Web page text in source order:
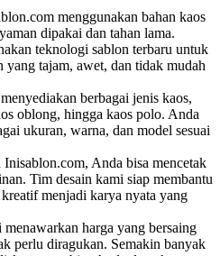
menggunakan bahan kaos
dipakai dan tahan lama.
teknologi sablon terbaru untuk
yang tajam, awet, dan tidak mudah
berbagai jenis kaos,
oblong, hingga kaos polo. Anda
ukuran, warna, dan model sesuai
Inisablon.com, Anda bisa mencetak
Tim desain kami siap membantu
menjadi karya nyata yang
harga yang bersaing
perlu diragukan. Semakin banyak